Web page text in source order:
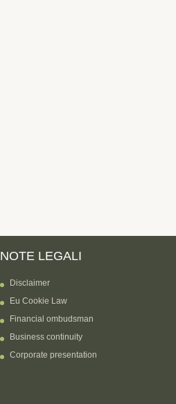
NOTE LEGALI
Disclaimer
Eu Cookie Law
Financial ombudsman
Business continuity
Corporate presentation